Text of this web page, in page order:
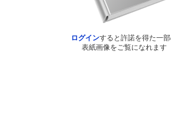
ログインすると許諾を得た一
表紙画像をご覧になれます